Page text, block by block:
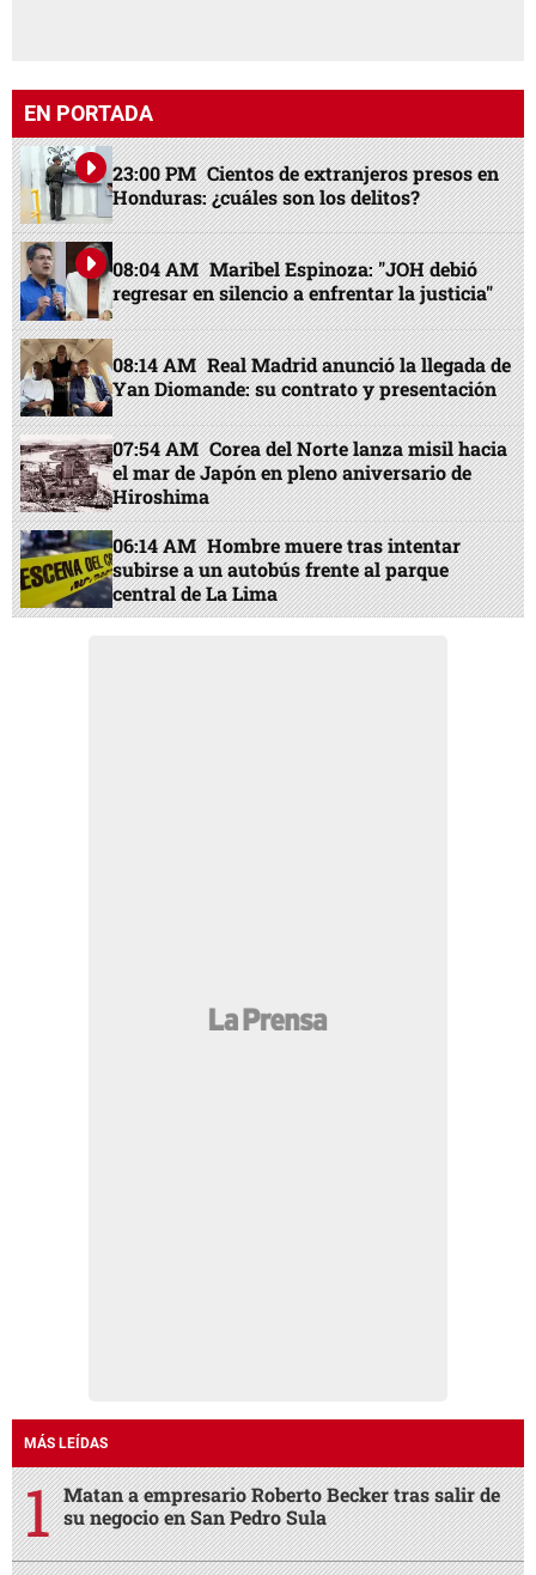
EN PORTADA
23:00 PM Cientos de extranjeros presos en
Honduras: ¿cuáles son los delitos?
08:04 AM Maribel Espinoza: "JOH debió
regresar en silencio a enfrentar la justicia"
08:14 AM Real Madrid anunció la llegada de
Yan Diomande: su contrato y presentación
07:54 AM Corea del Norte lanza misil hacia
el mar de Japón en pleno aniversario de
Hiroshima
06:14 AM Hombre muere tras intentar
subirse a un autobús frente al parque
central de La Lima
MÁS LEÍDAS
Matan a empresario Roberto Becker tras salir de
su negocio en San Pedro Sula